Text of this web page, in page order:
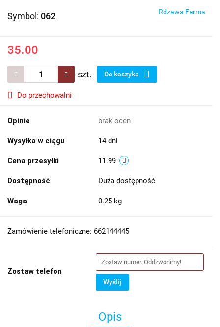
Symbol: 062 Rdzawa Farma
35.00
szt. Do koszyka
Do przechowalni
Opinie brak ocen
Wysyłka w ciągu 14 dni
Cena przesyłki 11.99
Dostępność Duża dostępność
Waga 0.25 kg
Zamówienie telefoniczne: 662144445
Zostaw telefon
Wyślij
Opis